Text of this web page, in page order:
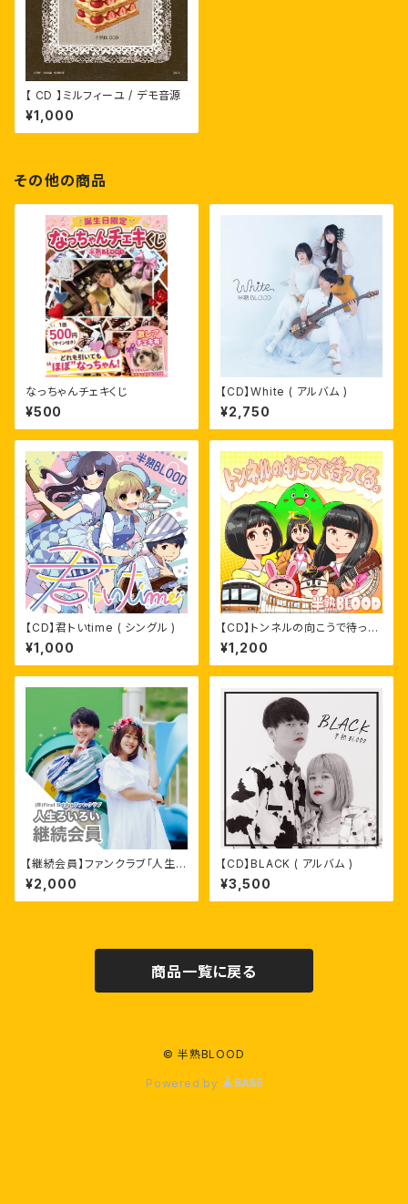
【 CD 】ミルフィーユ / デモ音源
¥1,000
その他の商品
なっちゃんチェキくじ
¥500
【CD】White ( アルバム )
¥2,750
【CD】君トいtime ( シングル )
¥1,000
【CD】トンネルの向こうで待って
る。( CD )
¥1,200
【継続会員】ファンクラブ「人生ろ
いろい」
¥2,000
【CD】BLACK ( アルバム )
¥3,500
商品一覧に戻る
© 半熟BLOOD
Powered by